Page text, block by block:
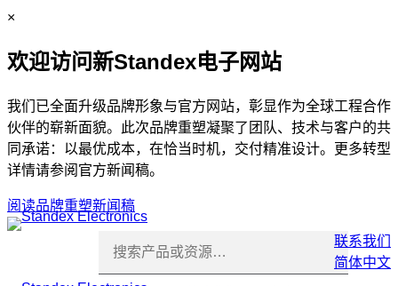
跳
内
C
o
e
×
欢迎访问新Standex电子网站
我们已全面升级品牌形象与官方网站，彰显作为全球工程合作
伙伴的崭新面貌。此次品牌重塑凝聚了团队、技术与客户的共
同承诺：以最优成本，在恰当时机，交付精准设计。更多转型
详情请参阅官方新闻稿。
阅读品牌重塑新闻稿
联系我们
简体中文